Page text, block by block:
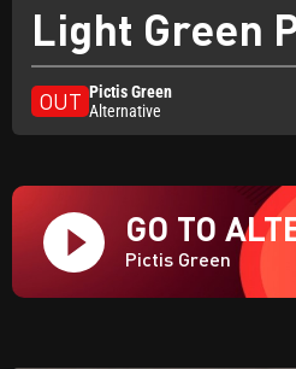
Light Green
OUT Pictis Green
Alternative
GO TO
Pictis Green